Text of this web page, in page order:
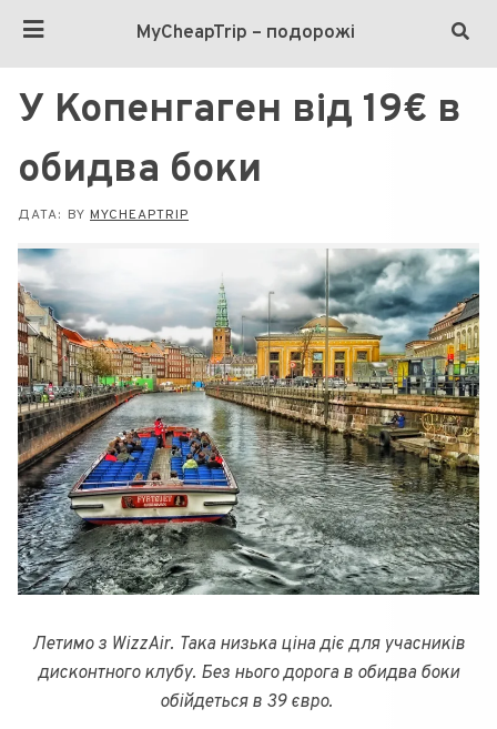
MyCheapTrip – подорожі
У Копенгаген від 19€ в
обидва боки
ДАТА: BY MYCHEAPTRIP
Летимо з WizzAir. Така низька ціна діє для учасників
дисконтного клубу. Без нього дорога в обидва боки
обійдеться в 39 євро.